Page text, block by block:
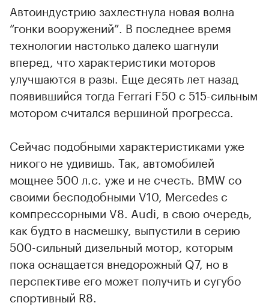
Автоиндустрию захлестнула новая волна
“гонки вооружений”. В последнее время
технологии настолько далеко шагнули
вперед, что характеристики моторов
улучшаются в разы. Еще десять лет назад
появившийся тогда Ferrari F50 с 515-сильным
мотором считался вершиной прогресса.
Сейчас подобными характеристиками уже
никого не удивишь. Так, автомобилей
мощнее 500 л.с. уже и не счесть. BMW со
своими бесподобными V10, Mercedes с
компрессорными V8. Audi, в свою очередь,
как будто в насмешку, выпустили в серию
500-сильный дизельный мотор, которым
пока оснащается внедорожный Q7, но в
перспективе его может получить и сугубо
спортивный R8.